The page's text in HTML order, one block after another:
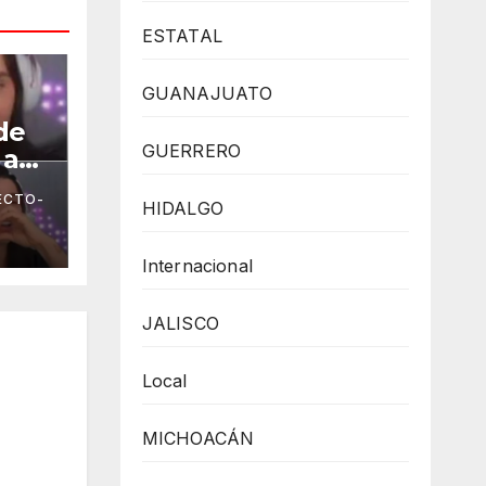
ESTATAL
GUANAJUATO
GUERRERO
HIDALGO
Internacional
JALISCO
Local
MICHOACÁN